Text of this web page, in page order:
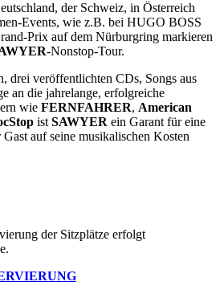
der Schweiz, in Österreich
Events, wie z.B. bei HUGO BOSS
Prix auf dem Nürburgring markieren
-Nonstop-Tour.
drei veröffentlichten CDs, Songs aus
an die jahrelange, erfolgreiche
wie FERNFAHRER, American
ist SAWYER ein Garant für eine
auf seine musikalischen Kosten
der Sitzplätze erfolgt